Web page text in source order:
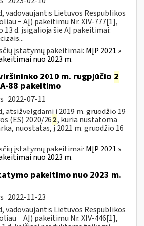
vadovaujantis Lietuvos Respublikos
− AĮ) pakeitimu Nr. XIV-777[1],
13 d. įsigalioja šie AĮ pakeitimai:
įstatymų pakeitimai: MĮP 2021 »
nuo 2023 m.
2010 m. rugpjūčio 2
88 pakeitimo
2022-07-11
atsižvelgdami į 2019 m. gruodžio 19
(ES) 2020/262, kuria nustatoma
nuostatas, į 2021 m. gruodžio 16
įstatymų pakeitimai: MĮP 2021 »
nuo 2023 m.
pakeitimo nuo 2023 m.
2022-11-23
vadovaujantis Lietuvos Respublikos
− AĮ) pakeitimu Nr. XIV-446[1],